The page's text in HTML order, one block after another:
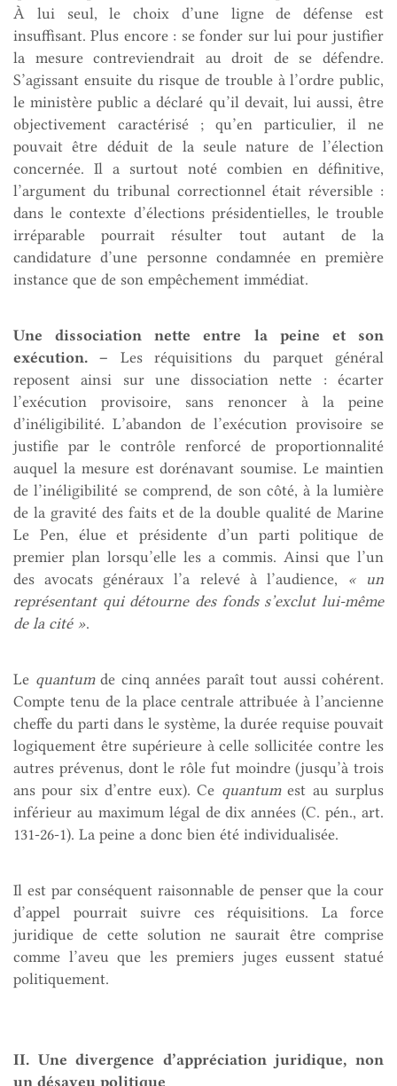
À lui seul, le choix d’une ligne de défense est
insuffisant. Plus encore : se fonder sur lui pour justifier
la mesure contreviendrait au droit de se défendre.
S’agissant ensuite du risque de trouble à l’ordre public,
le ministère public a déclaré qu’il devait, lui aussi, être
objectivement caractérisé ; qu’en particulier, il ne
pouvait être déduit de la seule nature de l’élection
concernée. Il a surtout noté combien en définitive,
l’argument du tribunal correctionnel était réversible :
dans le contexte d’élections présidentielles, le trouble
irréparable pourrait résulter tout autant de la
candidature d’une personne condamnée en première
instance que de son empêchement immédiat.
Une dissociation nette entre la peine et son
exécution. – Les réquisitions du parquet général
reposent ainsi sur une dissociation nette : écarter
l’exécution provisoire, sans renoncer à la peine
d’inéligibilité. L’abandon de l’exécution provisoire se
justifie par le contrôle renforcé de proportionnalité
auquel la mesure est dorénavant soumise. Le maintien
de l’inéligibilité se comprend, de son côté, à la lumière
de la gravité des faits et de la double qualité de Marine
Le Pen, élue et présidente d’un parti politique de
premier plan lorsqu’elle les a commis. Ainsi que l’un
des avocats généraux l’a relevé à l’audience,
« un
représentant qui détourne des fonds s’exclut lui-même
de la cité ».
Le quantumde cinq années paraît tout aussi cohérent.
Compte tenu de la place centrale attribuée à l’ancienne
cheffe du parti dans le système, la durée requise pouvait
logiquement être supérieure à celle sollicitée contre les
autres prévenus, dont le rôle fut moindre (jusqu’à trois
ans pour six d’entre eux). Ce quantumest au surplus
inférieur au maximum légal de dix années (C. pén., art.
131-26-1). La peine a donc bien été individualisée.
Il est par conséquent raisonnable de penser que la cour
d’appel pourrait suivre ces réquisitions. La force
juridique de cette solution ne saurait être comprise
comme l’aveu que les premiers juges eussent statué
politiquement.
II. Une divergence d’appréciation juridique, non
un désaveu politique